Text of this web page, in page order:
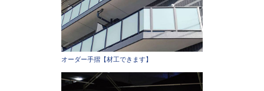
オーダー手摺【材工できます】